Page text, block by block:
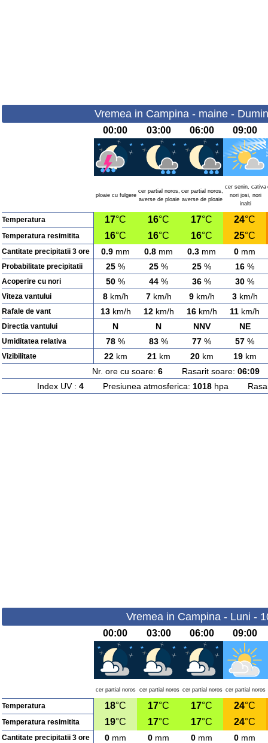
Vremea in Campina - maine -
00:00 03:00 06:00 09:00
ploaie cu fulgere
cer partial noros,
averse de ploaie
cer partial noros,
averse de ploaie
cer senin, cativa
nori josi, nori
inalti
Temperatura 17°C 16°C 17°C 24°C
Temperatura resimitita 16°C 16°C 16°C 25°C
Cantitate precipitatii 3 ore 0.9 mm 0.8 mm 0.3 mm 0 mm
Probabilitate precipitatii 25 % 25 % 25 % 16 %
Acoperire cu nori 50 % 44 % 36 % 30 %
Viteza vantului 8km/h 7km/h 9km/h 3km/h
Rafale de vant 13km/h 12km/h 16km/h 11 km/h
Directia vantului N N NNV NE
Umiditatea relativa 78 % 83 % 77 % 57 %
Vizibilitate 22km 21km 20km 19km
Nr. ore cu soare: 6Rasarit soare: 06:09
Index UV : 4Presiunea atmosferica: 1018hpa
Vremea in Campina - Luni -
00:00 03:00 06:00 09:00
cer partial noros cer partial noros cer partial noros cer partial noros
Temperatura 18°C 17°C 17°C 24°C
Temperatura resimitita 19°C 17°C 17°C 24°C
Cantitate precipitatii 3 ore 0 mm 0 mm 0 mm 0 mm